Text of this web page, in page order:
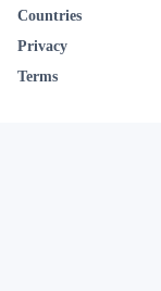
Countries
Privacy
Terms